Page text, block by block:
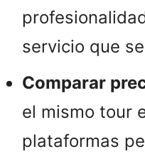
servicio que
Comparar
el mismo tour
plataformas